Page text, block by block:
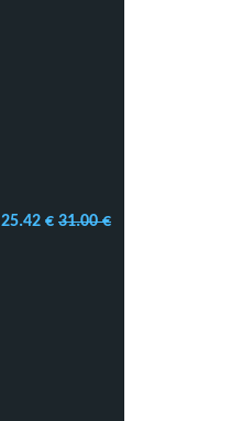
25.42 € 31.00 €